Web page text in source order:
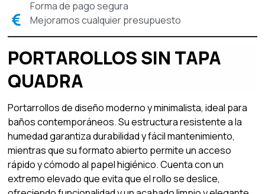
Forma de pago segura
Mejoramos cualquier presupuesto
PORTAROLLOS SIN TAPA
QUADRA
Portarrollos de diseño moderno y minimalista, ideal para
baños contemporáneos. Su estructura resistente a la
humedad garantiza durabilidad y fácil mantenimiento,
mientras que su formato abierto permite un acceso
rápido y cómodo al papel higiénico. Cuenta con un
extremo elevado que evita que el rollo se deslice,